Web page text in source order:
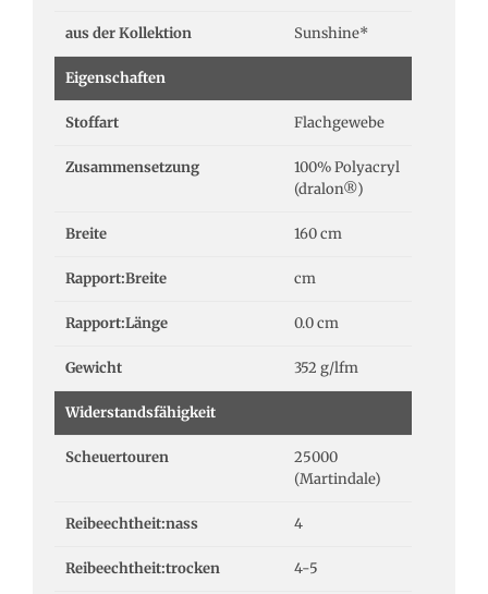
aus der Kollektion Sunshine*
Eigenschaften
Stoffart Flachgewebe
Zusammensetzung
100% Polyacryl
(dralon®)
Breite 160 cm
Rapport:Breite cm
Rapport:Länge 0.0 cm
Gewicht 352 g/lfm
Widerstandsfähigkeit
Scheuertouren
25000
(Martindale)
Reibeechtheit:nass 4
Reibeechtheit:trocken 4-5